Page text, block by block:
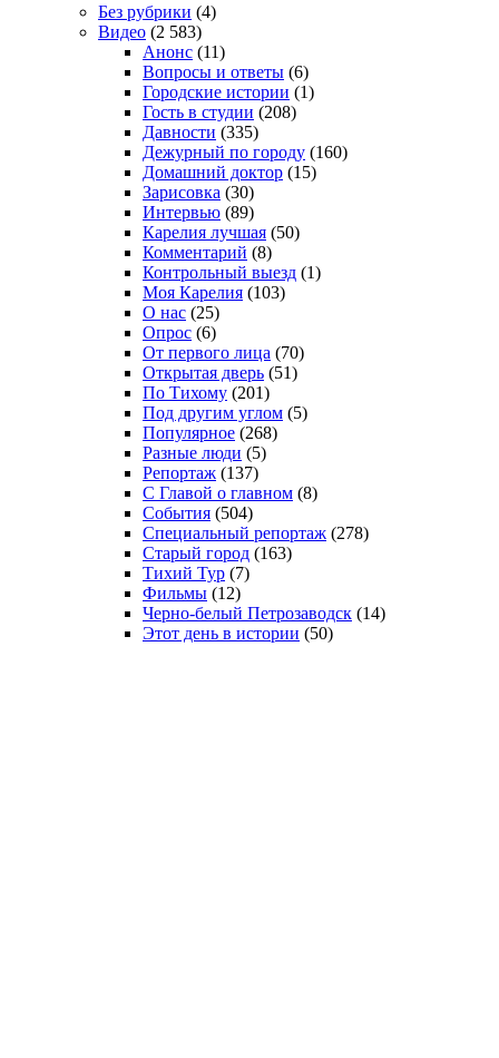
Без рубрики (4)
Видео (2 583)
Анонс (11)
Вопросы и ответы (6)
Городские истории (1)
Гость в студии (208)
Давности (335)
Дежурный по городу (160)
Домашний доктор (15)
Зарисовка (30)
Интервью (89)
Карелия лучшая (50)
Комментарий (8)
Контрольный выезд (1)
Моя Карелия (103)
О нас (25)
Опрос (6)
От первого лица (70)
Открытая дверь (51)
По Тихому (201)
Под другим углом (5)
Популярное (268)
Разные люди (5)
Репортаж (137)
С Главой о главном (8)
События (504)
Специальный репортаж (278)
Старый город (163)
Тихий Тур (7)
Фильмы (12)
Черно-белый Петрозаводск (14)
Этот день в истории (50)